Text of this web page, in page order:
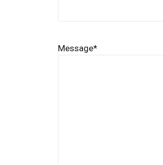
Message*